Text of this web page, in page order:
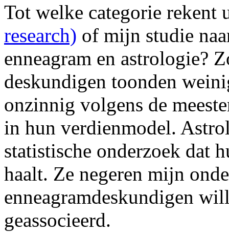
Tot welke categorie rekent
research) of mijn studie
enneagram en astrologie?
deskundigen toonden
onzinnig volgens de
in hun verdienmodel.
statistische onderzoek dat
haalt. Ze negeren mijn
enneagramdeskundigen
geassocieerd.